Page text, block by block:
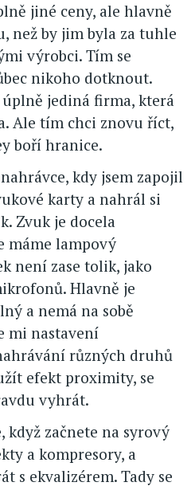
jiné ceny, ale hlavně
než by jim byla za tuhle
výrobci. Tím se
nikoho dotknout.
jediná firma, která
Ale tím chci znovu říct,
boří hranice.
kdy jsem zapojil
karty a nahrál si
Zvuk je docela
máme lampový
není zase tolik, jako
Hlavně je
a nemá na sobě
mi nastavení
různých druhů
efekt proximity, se
vyhrát.
když začnete na syrový
a kompresory, a
s ekvalizérem. Tady se